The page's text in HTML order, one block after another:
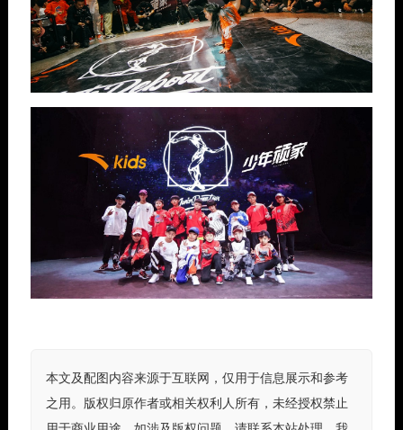
本文及配图内容来源于互联网，仅用于信息展示和参考
之用。版权归原作者或相关权利人所有，未经授权禁止